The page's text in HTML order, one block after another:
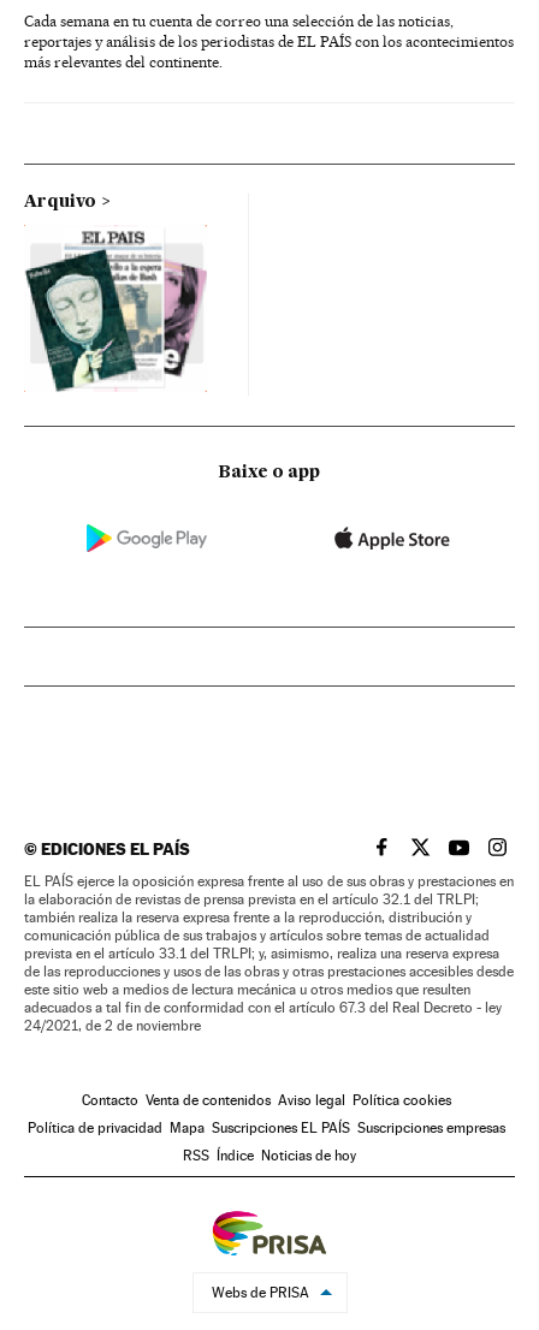
Cada semana en tu cuenta de correo una selección de las noticias,
reportajes y análisis de los periodistas de EL PAÍS con los acontecimientos
más relevantes del continente.
Arquivo
Baixe o app
©EDICIONES EL PAÍS EL PAÍS BRASIL EN
EL PAÍSEL PAÍS
EL
EL PAÍS ejerce la oposición expresa frente al uso de sus obras y prestaciones en
la elaboración de revistas de prensa prevista en el artículo 32.1 del TRLPI;
también realiza la reserva expresa frente a la reproducción, distribución y
comunicación pública de sus trabajos y artículos sobre temas de actualidad
prevista en el artículo 33.1 del TRLPI; y, asimismo, realiza una reserva expresa
de las reproducciones y usos de las obras y otras prestaciones accesibles desde
este sitio web a medios de lectura mecánica u otros medios que resulten
adecuados a tal fin de conformidad con el artículo 67.3 del Real Decreto - ley
24/2021, de 2 de noviembre
Contacto Venta de contenidos Aviso legal
Política cookies
Política de privacidad
Mapa Suscripciones EL PAÍS Suscripciones empresas
RSS
Índice Noticias de hoy
Webs de PRISA